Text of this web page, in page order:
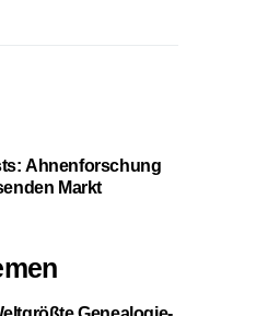
Ahnenforschung
Markt